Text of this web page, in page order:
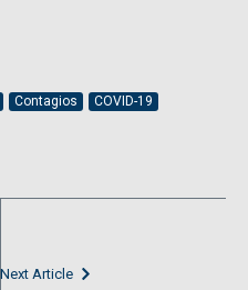
Contagios
COVID-19
Next Article